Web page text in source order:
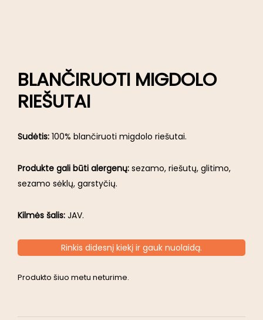
BLANČIRUOTI MIGDOLO
RIEŠUTAI
Sudėtis: 100% blančiruoti migdolo riešutai.
Produkte gali būti alergenų: sezamo, riešutų, glitimo,
sezamo sėklų, garstyčių.
Kilmės šalis: JAV.
Rinkis didesnį kiekį ir gauk nuolaidą.
Produkto šiuo metu neturime.